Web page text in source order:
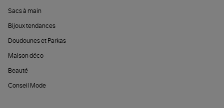
Sacs à main
Bijoux tendances
Doudounes et Parkas
Maison déco
Beauté
Conseil Mode